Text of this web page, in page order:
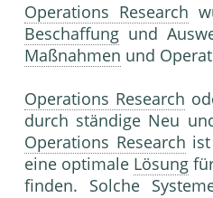
Operations Research
Beschaffung und
Maßnahmen und
Operations Research
durch ständige Neu
Operations Research
eine optimale Lösung
finden. Solche